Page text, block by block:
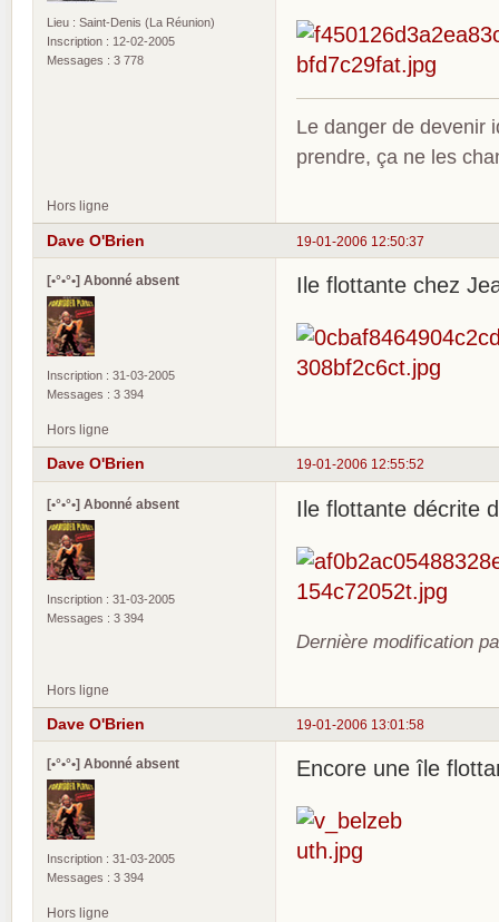
Lieu : Saint-Denis (La Réunion)
Inscription : 12-02-2005
Messages : 3 778
Le danger de devenir
prendre, ça ne les
Hors ligne
19-01-2006 12:50:37
Dave O'Brien
[•°•°•] Abonné absent
Inscription : 31-03-2005
Messages : 3 394
Ile flottante chez
Hors ligne
19-01-2006 12:55:52
Dave O'Brien
[•°•°•] Abonné absent
Inscription : 31-03-2005
Messages : 3 394
Ile flottante décrite
Dernière modification
Hors ligne
19-01-2006 13:01:58
Dave O'Brien
[•°•°•] Abonné absent
Inscription : 31-03-2005
Messages : 3 394
Encore une île
Hors ligne